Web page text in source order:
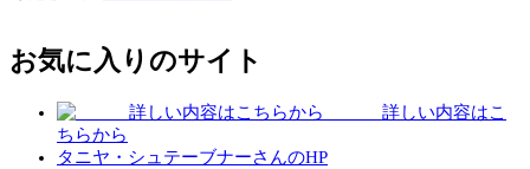
お気に入りのサイト
詳しい内容はこ
ちらから
タニヤ・シュテーブナーさんのHP